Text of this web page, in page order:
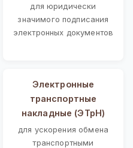
для юридически
значимого подписания
электронных документов
Электронные
транспортные
накладные (ЭТрН)
для ускорения обмена
транспортными